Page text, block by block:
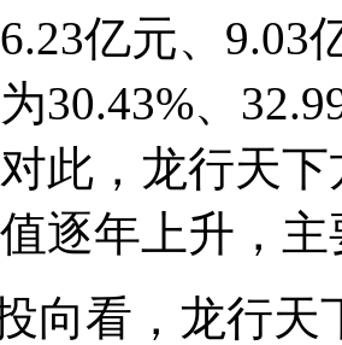
亿元、9.03
30.43%、
此，龙行天
逐年上升，
向看，龙行天